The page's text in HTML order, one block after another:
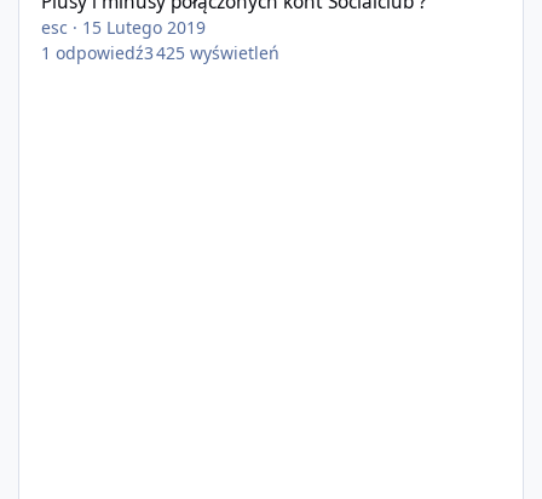
esc · 15 Lutego 2019
1 odpowiedź3 425 wyświetleń